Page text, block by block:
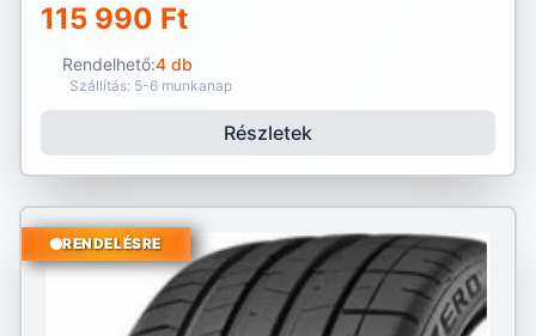
115 990 Ft
Rendelhető:4 db
Szállítás: 5-6 munkanap
Részletek
RENDELÉSRE